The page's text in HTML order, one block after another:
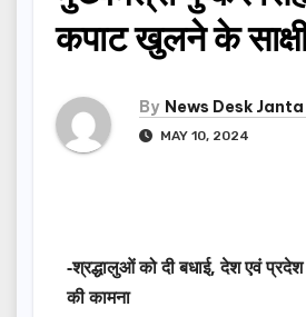
कपाट खुलने के
By News Desk
MAY 10, 2024
-श्रद्धालुओं को दी बधाई, देश‌ एवं
की कामना